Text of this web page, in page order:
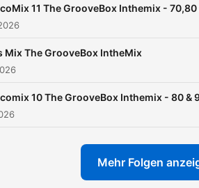
11 The GrooveBox Inthemix - 70,80
Mix The GrooveBox IntheMix
10 The GrooveBox Inthemix - 80 &
Mehr Folgen